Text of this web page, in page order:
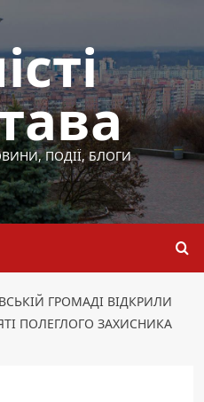
ПОДІЇ, БЛОГИ
ГРОМАДІ ВІДКРИЛИ
ПОЛЕГЛОГО ЗАХИСНИКА